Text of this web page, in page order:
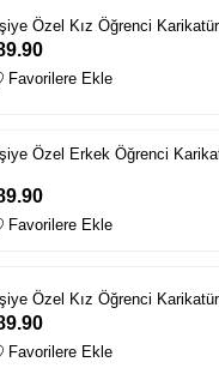
Özel Kız Öğrenci
Favorilere Ekle
Özel Erkek Öğrenci
Favorilere Ekle
Özel Kız Öğrenci
Favorilere Ekle